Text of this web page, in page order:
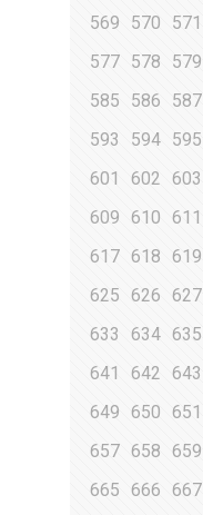
569
570 571
577 578 579
585
586 587
593
594 595
601
602 603
609
610 611
617 618 619
625
626 627
633
634 635
641
642 643
649
650 651
657 658 659
665
666 667